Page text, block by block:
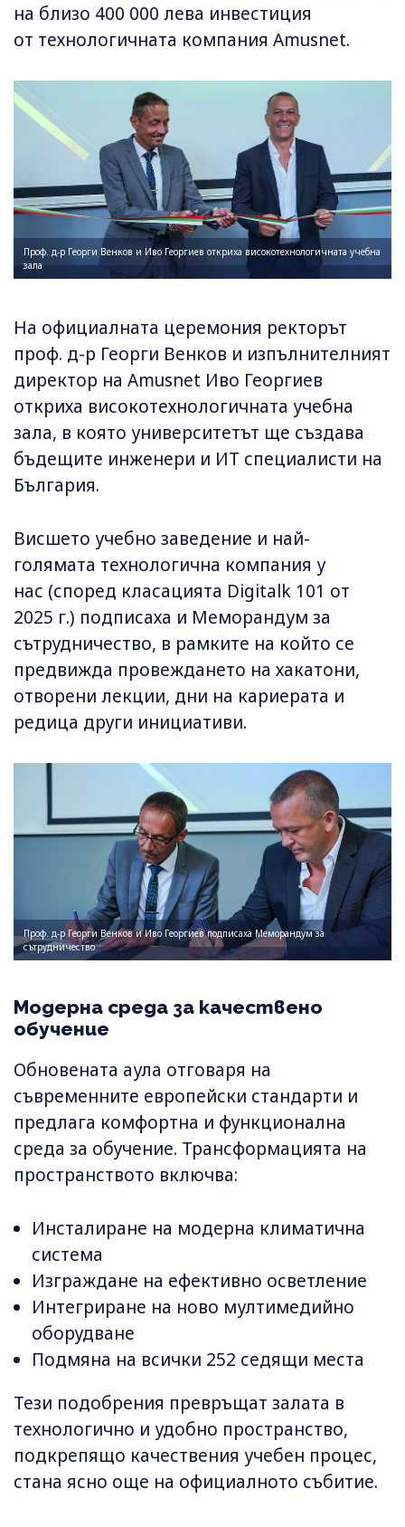
на близо 400 000 лева инвестиция
от технологичната компания Amusnet.
Проф. д-р Георги Венков и Иво Георгиев откриха високотехнологичната учебна
зала
На официалната церемония ректорът
проф. д-р Георги Венков и изпълнителният
директор на Amusnet Иво Георгиев
откриха високотехнологичната учебна
зала, в която университетът ще създава
бъдещите инженери и ИТ специалисти на
България.
Висшето учебно заведение и най-
голямата технологична компания у
нас (според класацията Digitalk 101 от
2025 г.) подписаха и Меморандум за
сътрудничество, в рамките на който се
предвижда провеждането на хакатони,
отворени лекции, дни на кариерата и
редица други инициативи.
Проф. д-р Георги Венков и Иво Георгиев подписаха Меморандум за
сътрудничество
Модерна среда за качествено
обучение
Обновената аула отговаря на
съвременните европейски стандарти и
предлага комфортна и функционална
среда за обучение. Трансформацията на
пространството включва:
Инсталиране на модерна климатична
система
Изграждане на ефективно осветление
Интегриране на ново мултимедийно
оборудване
Подмяна на всички 252 седящи места
Тези подобрения превръщат залата в
технологично и удобно пространство,
подкрепящо качествения учебен процес,
стана ясно още на официалното събитие.